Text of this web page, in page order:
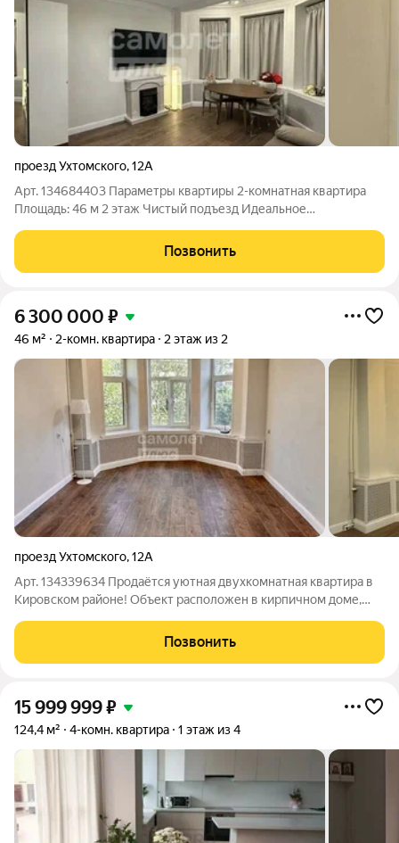
проезд Ухтомского,12А
Арт. 134684403 Параметры квартиры 2-комнатная квартира
Площадь: 46 м 2 этаж Чистый подъезд Идеальное
Позвонить
6 300 000 ₽
46 м² 2-комн. квартира 2 этаж из 2
проезд Ухтомского,12А
Арт. 134339634 Продаётся уютная двухкомнатная квартира в
Кировском районе! Объект расположен в кирпичном доме,
Ярославля, с высокой доступностью ко всем ключевым точкам
города. Всего 5-7 минут
Позвонить
15 999 999₽
124,4 м² 4-комн. квартира 1 этаж из 4